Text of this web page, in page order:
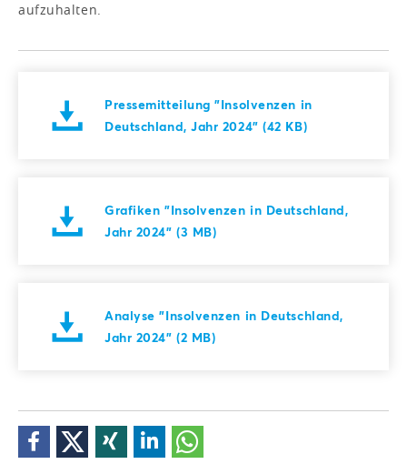
aufzuhalten.
Pressemitteilung "Insolvenzen in
Deutschland, Jahr 2024" (42 KB)
Grafiken "Insolvenzen in Deutschland,
Jahr 2024" (3 MB)
Analyse "Insolvenzen in Deutschland,
Jahr 2024" (2 MB)